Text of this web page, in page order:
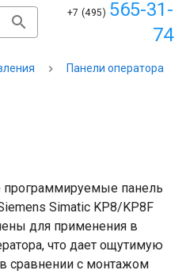
+7 (495) 565-31-
74
Панели оператора
панель
Simatic KP8/KP8F
для применения в
что дает ощутимую
сравнении с монтажом